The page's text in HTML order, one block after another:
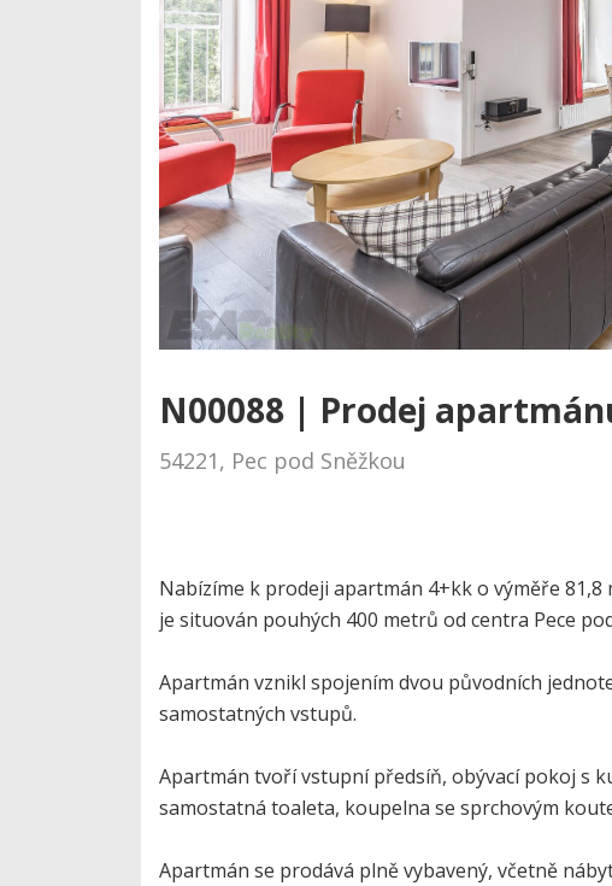
N00088 | Prodej
54221, Pec pod Sněžkou
Nabízíme k prodeji apartmán 4+kk o výměře
je situován pouhých 400 metrů od centra Pece
Apartmán vznikl spojením dvou původních
samostatných vstupů.
Apartmán tvoří vstupní předsíň, obývací pokoj s
samostatná toaleta, koupelna se sprchovým
Apartmán se prodává plně vybavený, včetně